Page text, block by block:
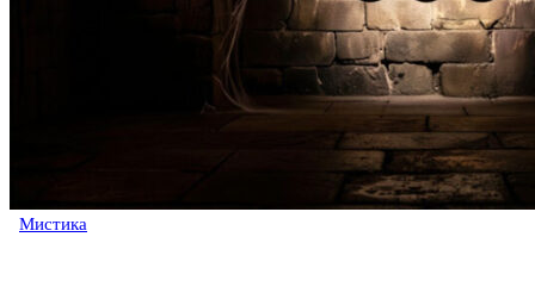
Мистика